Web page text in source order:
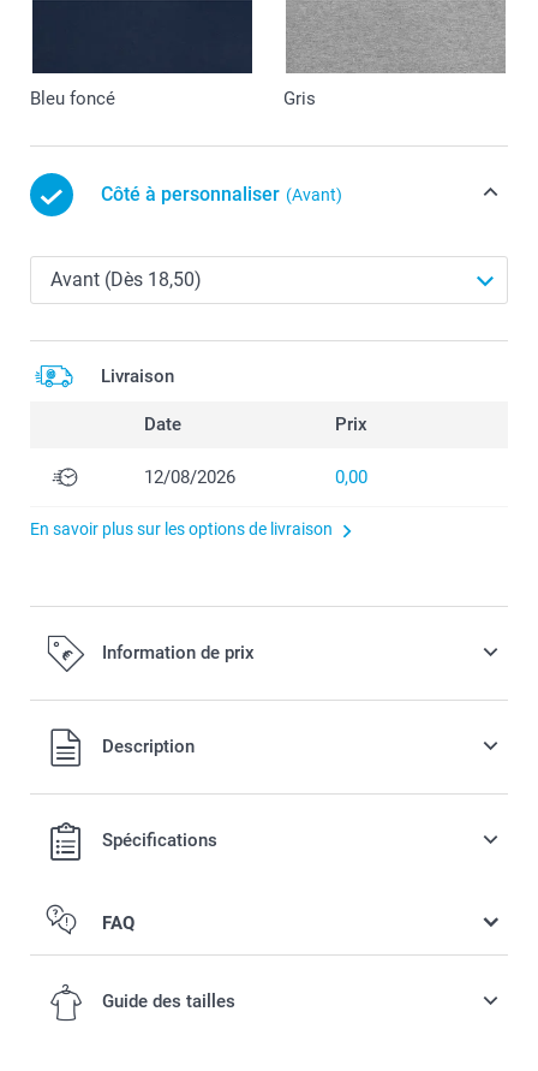
Bleu foncé Gris
Côté à personnaliser (Avant)
Livraison
Date Prix
12/08/2026 0,00
En savoir plus sur les options de livraison
Information de prix
Tous les prix sont TVA incluse
Description
Spécifications
FAQ
Guide des tailles